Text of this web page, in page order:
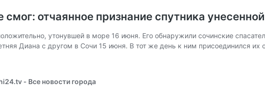
смог: отчаянное признание спутника
утонувшей в море 16 июня. Его обнаружили сочинские
Диана с другом в Сочи 15 июня. В тот же день к ним присоединился
- Все новости города